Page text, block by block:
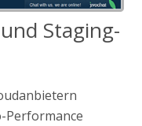
Staging-
Performance